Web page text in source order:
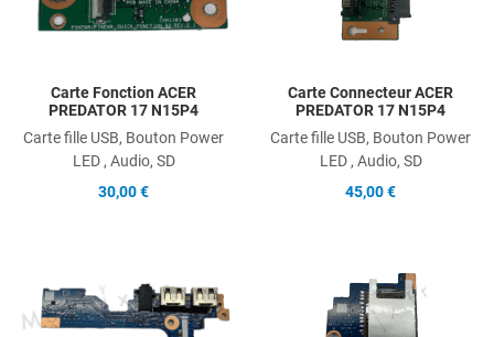
Carte Fonction ACER
PREDATOR 17 N15P4
Carte fille USB, Bouton Power
LED , Audio, SD
30,00 €
Carte Connecteur ACER
PREDATOR 17 N15P4
Carte fille USB, Bouton Power
LED , Audio, SD
45,00 €
Add to Compare